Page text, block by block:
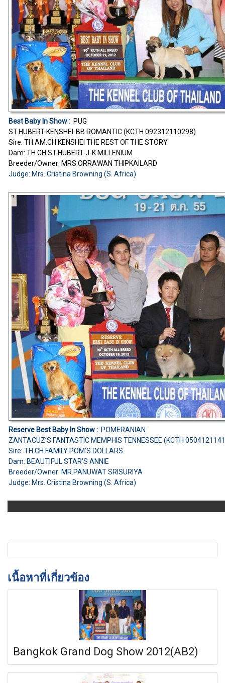
Best Baby In Show : PUG
ST.HUBERT-KENSHEI-BB ROMANTIC (KCTH 092312110298)
Sire: TH.AM.CH.KENSHEI THE REST OF THE STORY
Dam: TH.CH.ST.HUBERT J-K MILLENIUM
Breeder/Owner: MRS.ORRAWAN THIPKAILARD
Judge: Mrs. Cristina Browning (S. Africa)
Reserve Best Baby In Show : POMERANIAN
ZANTACUZ’S FANTASTIC MEMPHIS TENNESSEE (KCTH
Sire: TH.CH.FAMILY POM’S DOLLARS
Dam: BEAUTIFUL STAR’S ANNIE
Breeder/Owner: MR.PANUWAT SRISURIYA
Judge: Mrs. Cristina Browning (S. Africa)
เนื้อหาที่เกี่ยวข้อง
Bangkok Grand Dog Show 2012(AB2)